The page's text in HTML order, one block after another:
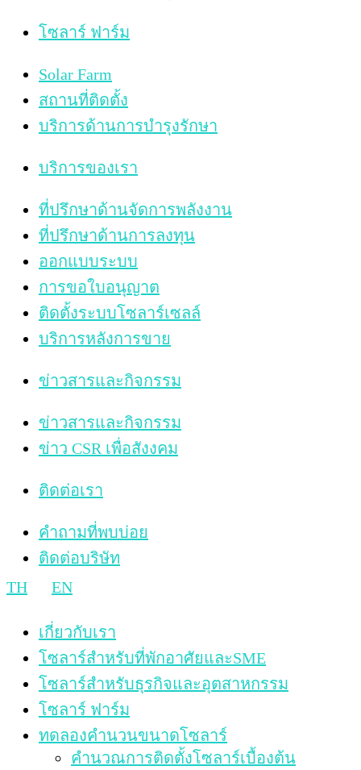
โซลาร์ ฟาร์ม
Solar Farm
สถานที่ติดตั้ง
บริการด้านการบำรุงรักษา
บริการของเรา
ที่ปรึกษาด้านจัดการพลังงาน
ที่ปรึกษาด้านการลงทุน
ออกแบบระบบ
การขอใบอนุญาต
ติดตั้งระบบโซลาร์เซลล์
บริการหลังการขาย
ข่าวสารและกิจกรรม
ข่าวสารและกิจกรรม
ข่าว CSR เพื่อสังงคม
ติดต่อเรา
คำถามที่พบบ่อย
ติดต่อบริษัท
TH
EN
เกี่ยวกับเรา
โซลาร์สำหรับที่พักอาศัยและSME
โซลาร์สำหรับธุรกิจและอุตสาหกรรม
โซลาร์ ฟาร์ม
ทดลองคำนวนขนาดโซลาร์
คำนวณการติดตั้งโซลาร์เบื้องต้น